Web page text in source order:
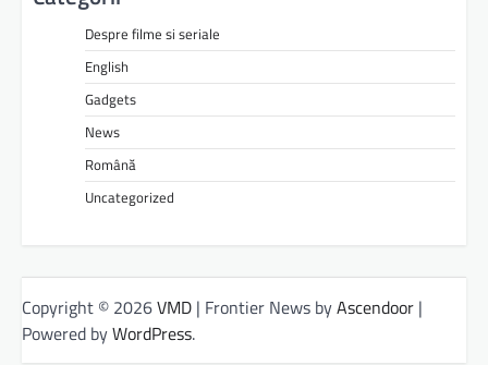
Despre filme si seriale
English
Gadgets
News
Română
Uncategorized
Copyright © 2026VMD | Frontier News byAscendoor |
Powered byWordPress.